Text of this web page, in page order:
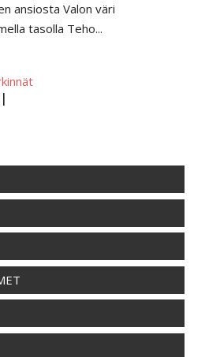
ansiosta Valon väri
tasolla Teho...